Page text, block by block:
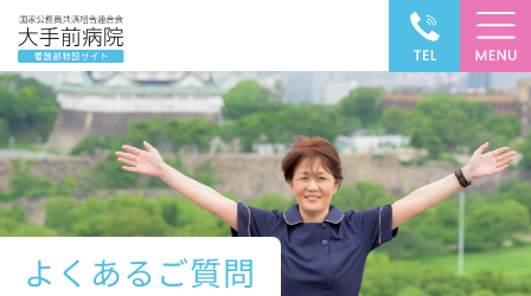
よくあるご質問